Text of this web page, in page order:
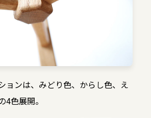
ョンは、みどり色、からし色、え
4色展開。